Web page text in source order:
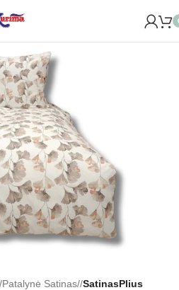
Patalynė Satinas/ SatinasPlius